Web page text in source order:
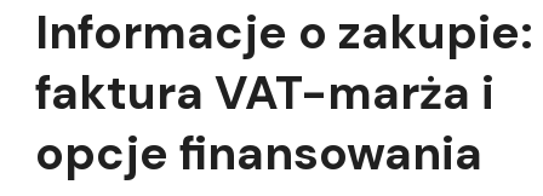
Informacje o zakupie:
faktura VAT-marża i
opcje finansowania